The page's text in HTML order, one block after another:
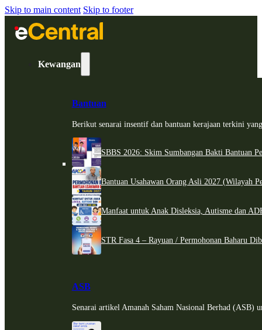
Skip to main content Skip to footer
Kewangan
Bantuan
Berikut senarai insentif dan bantuan kerajaan terkini
SBBS 2026: Skim Sumbangan Bakti Bantuan
Bantuan Usahawan Orang Asli 2027 (Wilayah
Manfaat untuk Anak Disleksia, Autisme dan
STR Fasa 4 – Rayuan / Permohonan Baharu
ASB
Senarai artikel Amanah Saham Nasional Berhad (ASB)